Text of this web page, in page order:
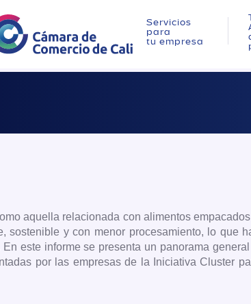
Servicios
para
tu empresa
aquella relacionada con alimentos
sostenible y con menor procesamiento, lo que
este informe se presenta un panorama
por las empresas de la Iniciativa Cluster